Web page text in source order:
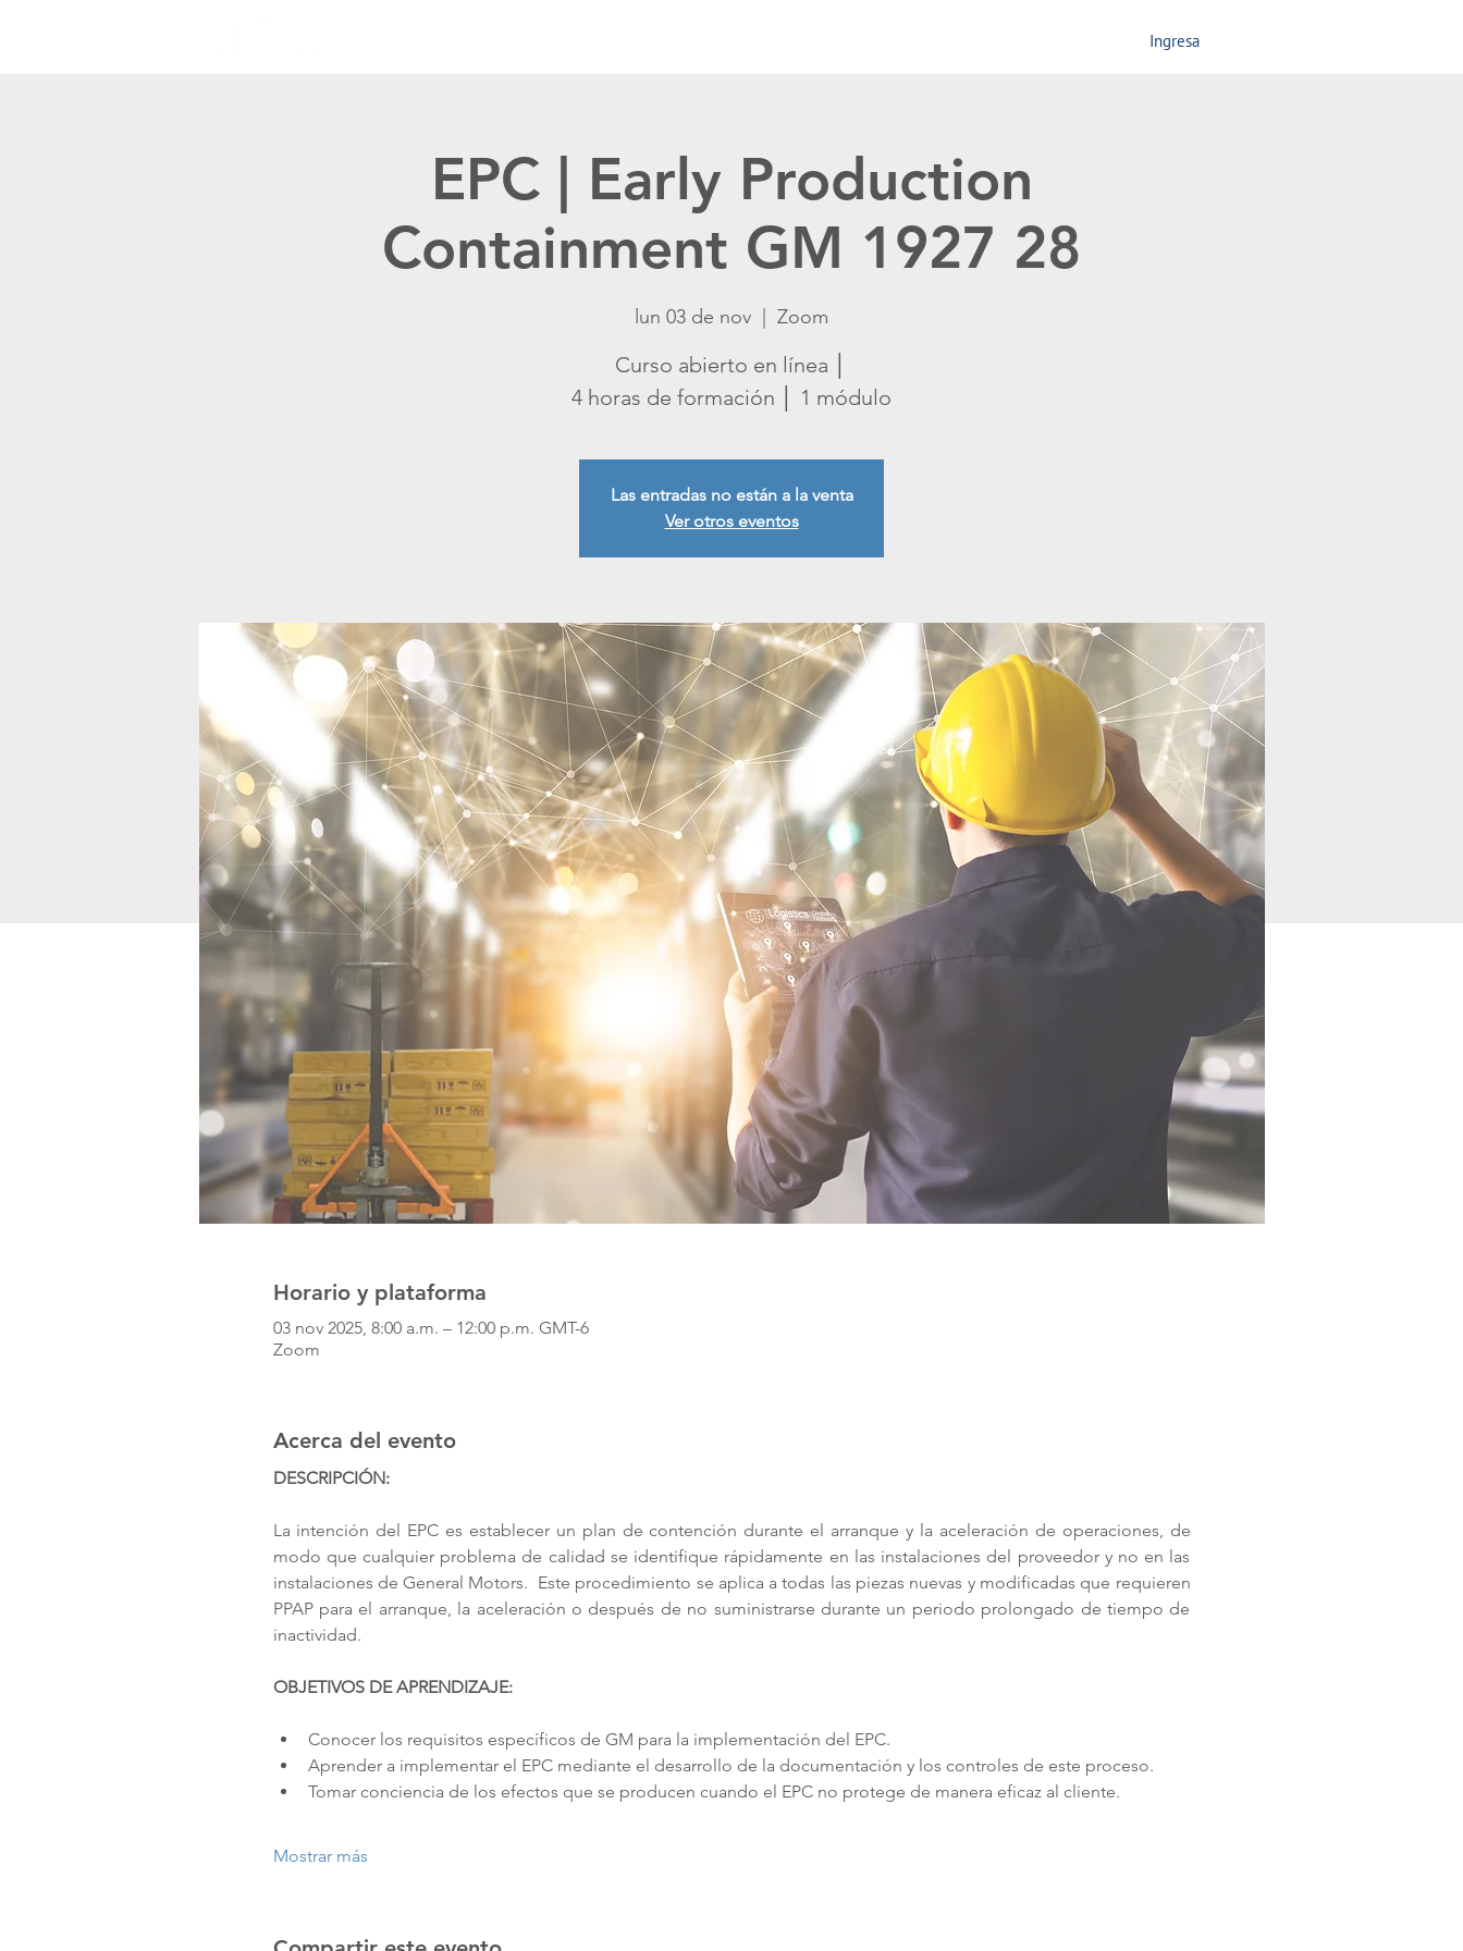
Ingresa
EPC | Early Production
Containment GM 1927 28
lun 03 de nov Zoom
Curso abierto en línea │
4 horas de formación │ 1 módulo
Las entradas no están a la venta
Ver otros eventos
Horario y plataforma
03 nov 2025, 8:00 a.m. – 12:00 p.m. GMT-6
Zoom
Acerca del evento
DESCRIPCIÓN:
La intención del EPC es establecer un plan de contención durante el arranque y la aceleración de operaciones, de
modo que cualquier problema de calidad se identifique rápidamente en las instalaciones del proveedor y no en las
instalaciones de General Motors.  Este procedimiento se aplica a todas las piezas nuevas y modificadas que requieren
PPAP para el arranque, la aceleración o después de no suministrarse durante un periodo prolongado de tiempo de
inactividad.
OBJETIVOS DE APRENDIZAJE:
Conocer los requisitos específicos de GM para la implementación del EPC.
Aprender a implementar el EPC mediante el desarrollo de la documentación y los controles de este proceso.
Tomar conciencia de los efectos que se producen cuando el EPC no protege de manera eficaz al cliente.
Mostrar más